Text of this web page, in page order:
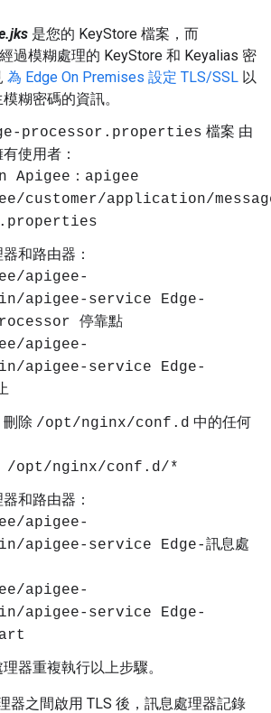
是您的 KeyStore 檔案，而
過模糊處理的 KeyStore 和 Keyalias 密
為 Edge On Premises 設定 TLS/SSL 以
糊密碼的資訊。
processor.properties 檔案 由
使用者：
Apigee：apigee
customer/application/
和路由器：
apigee-
apigee-service Edge-
停靠點
apigee-
apigee-service Edge-
除 /opt/nginx/conf.d 中的任何
/opt/nginx/conf.d/*
和路由器：
apigee-
apigee-service Edge-訊息處
apigee-
apigee-service Edge-
器重複執行以上步驟。
器之間啟用 TLS 後，訊息處理器記錄